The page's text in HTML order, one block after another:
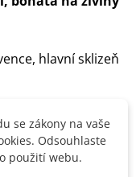
hlavní sklizeň
se zákony na vaše
Odsouhlaste
použití webu.